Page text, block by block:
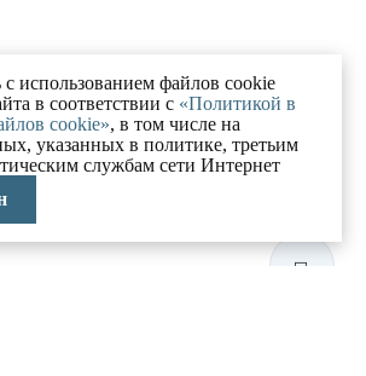
использованием файлов cookie
в соответствии с «Политикой в
cookie», в том числе на
указанных в политике, третьим
службам сети Интернет